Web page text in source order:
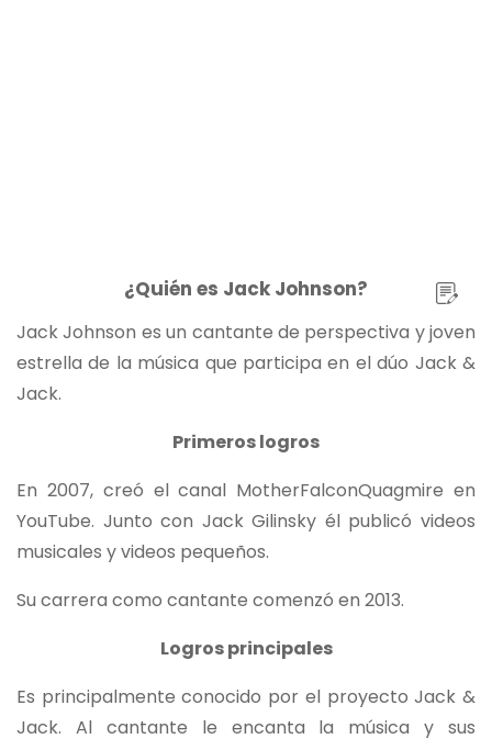
¿Quién es Jack Johnson?
Jack Johnson es un cantante de perspectiva y joven
estrella de la música que participa en el dúo Jack &
Jack.
Primeros logros
En 2007, creó el canal MotherFalconQuagmire en
YouTube. Junto con Jack Gilinsky él publicó videos
musicales y videos pequeños.
Su carrera como cantante comenzó en 2013.
Logros principales
Es principalmente conocido por el proyecto Jack &
Jack. Al cantante le encanta la música y sus